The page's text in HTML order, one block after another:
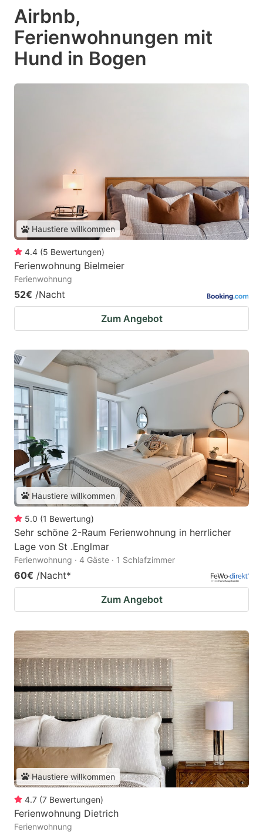
Airbnb,
Ferienwohnungen mit
Hund in Bogen
Haustiere willkommen
4.4 (5 Bewertungen)
Ferienwohnung Bielmeier
Ferienwohnung
52€ /Nacht
Zum Angebot
Haustiere willkommen
5.0 (1 Bewertung)
Sehr schöne 2-Raum Ferienwohnung in herrlicher
Lage von St .Englmar
Ferienwohnung · 4 Gäste · 1 Schlafzimmer
60€ /Nacht*
Zum Angebot
Haustiere willkommen
4.7 (7 Bewertungen)
Ferienwohnung Dietrich
Ferienwohnung